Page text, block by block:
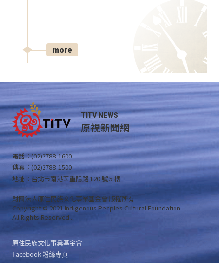
more
TITV NEWS
原視新聞網
電話：(02)2788-1600
傳真：(02)2788-1500
地址：台北市南港區重陽路 120 號 5 樓
財團法人原住民族文化事業基金會 版權所有
Copyright © 2021 Indigenous Peoples Cultural Foundation
All Rights Reserved .
原住民族文化事業基金會
Facebook 粉絲專頁